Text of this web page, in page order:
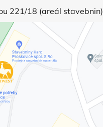
221/18 (areál stavebnin)